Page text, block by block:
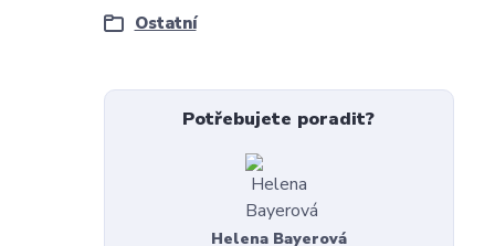
Ostatní
Potřebujete poradit?
Helena Bayerová